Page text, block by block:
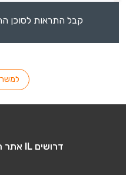
קבל התראות לסוכן
דרושים IL אתר הדרושים של ישראל